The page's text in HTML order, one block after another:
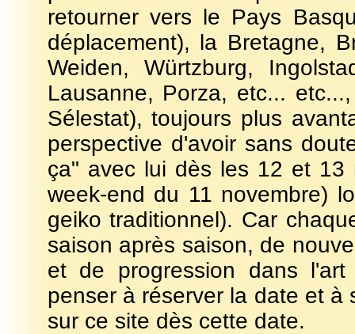
retourner vers le Pays
déplacement), la Bretagne,
Weiden, Würtzburg,
Lausanne, Porza, etc...
Sélestat), toujours plus
perspective d'avoir sans
ça" avec lui dès les 12 et 13
week-end du 11 novembre)
geiko traditionnel). Car
saison après saison, de
et de progression dans
penser à réserver la date et
sur ce site dès cette date.